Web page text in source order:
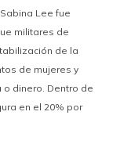
Lee fue
militares de
de la
de mujeres y
dinero. Dentro de
en el 20% por